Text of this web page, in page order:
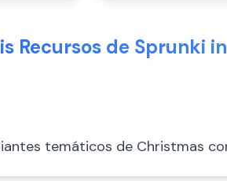
Recursos de Sprunki
temáticos de Christmas